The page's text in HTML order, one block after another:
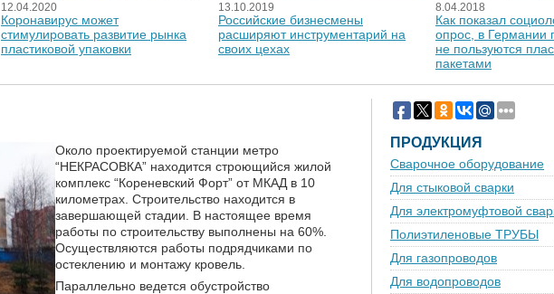
12.04.2020
Коронавирус может
стимулировать развитие рынка
пластиковой упаковки
13.10.2019
Российские бизнесмены
расширяют инструментарий на
своих цехах
8.04.2018
Как показал
опрос, в Германии
не пользуются
пакетами
Около проектируемой станции метро
“НЕКРАСОВКА” находится строющийся жилой
комплекс “Кореневский Форт” от МКАД в 10
километрах. Строительство находится в
завершающей стадии. В настоящее время
работы по строительству выполнены на 60%.
Осуществляются работы подрядчиками по
остеклению и монтажу кровель.
Параллельно ведется обустройство
ПРОДУКЦИЯ
Сварочное оборудование
Для стыковой сварки
Для электромуфтовой
Полиэтиленовые ТРУБЫ
Для газопроводов
Для водопроводов